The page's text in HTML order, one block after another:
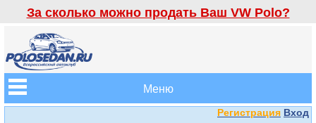
За сколько можно продать Ваш VW Polo?
Меню
Регистрация Вход